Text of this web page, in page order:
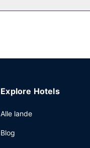
Explore Hotels
Alle lande
Blog